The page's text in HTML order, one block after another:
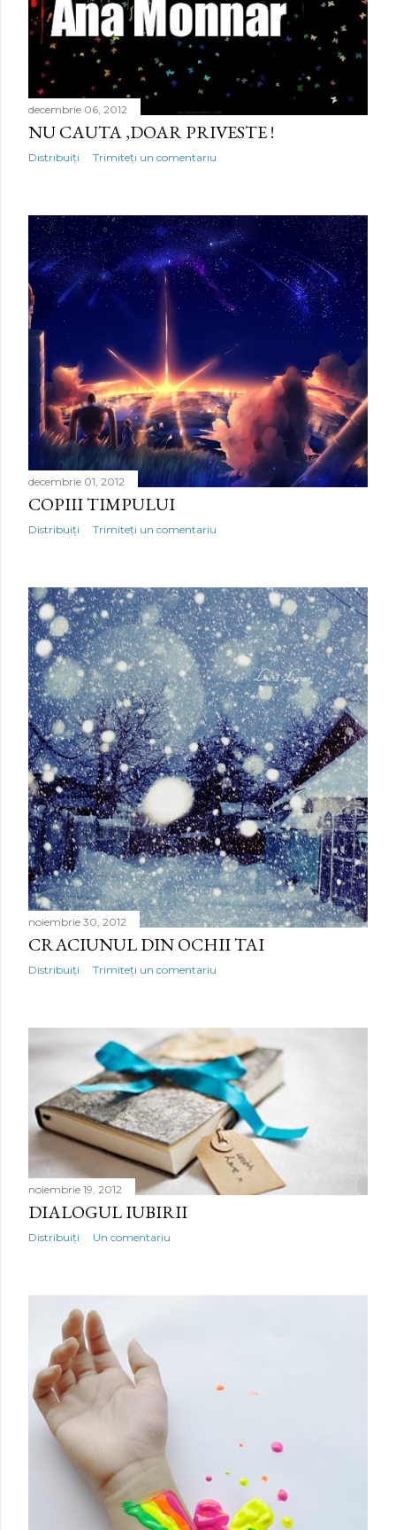
i
decembrie 06, 2012
NU CAUTA ,DOAR PRIVESTE !
Distribuiți Trimiteți un comentariu
decembrie 01, 2012
COPIII TIMPULUI
Distribuiți Trimiteți un comentariu
noiembrie 30, 2012
CRACIUNUL DIN OCHII TAI
Distribuiți Trimiteți un comentariu
noiembrie 19, 2012
DIALOGUL IUBIRII
Distribuiți Un comentariu